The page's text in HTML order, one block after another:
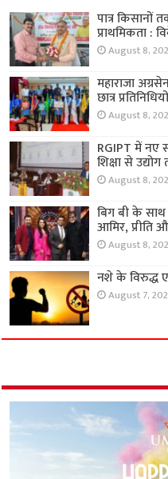
पात्र
प्राथमिकता :
August 8,
महाराजा
छात्र
August 8,
RGIPT में नए
शिक्षा से
August 8,
बिग बी के
आमिर, प्रीति
August 8,
नशे के विरुद्ध
August 7,